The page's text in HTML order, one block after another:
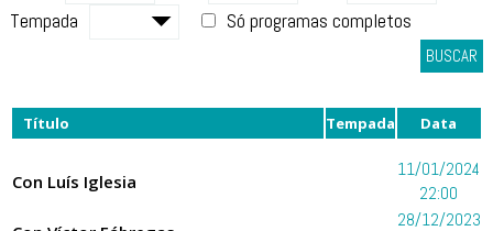
Tempada
Só programas completos
BUSCAR
Título Tempada Data
Con Luís Iglesia
11/01/2024
22:00
28/12/2023